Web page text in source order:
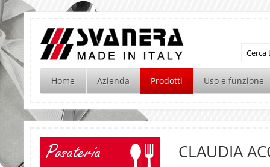
Home Azienda Prodotti Uso e funzione
Posateria CLAUDIA